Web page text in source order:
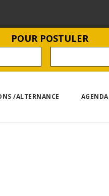
POUR POSTULER
/ALTERNANCE AGENDA